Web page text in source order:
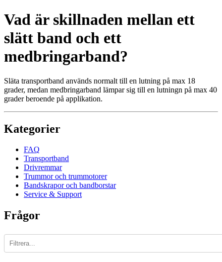
Vad är skillnaden mellan ett
slätt band och ett
medbringarband?
Släta transportband används normalt till en lutning på max 18
grader, medan medbringarband lämpar sig till en lutningn på max 40
grader beroende på applikation.
Kategorier
FAQ
Transportband
Drivremmar
Trummor och trummotorer
Bandskrapor och bandborstar
Service & Support
Frågor